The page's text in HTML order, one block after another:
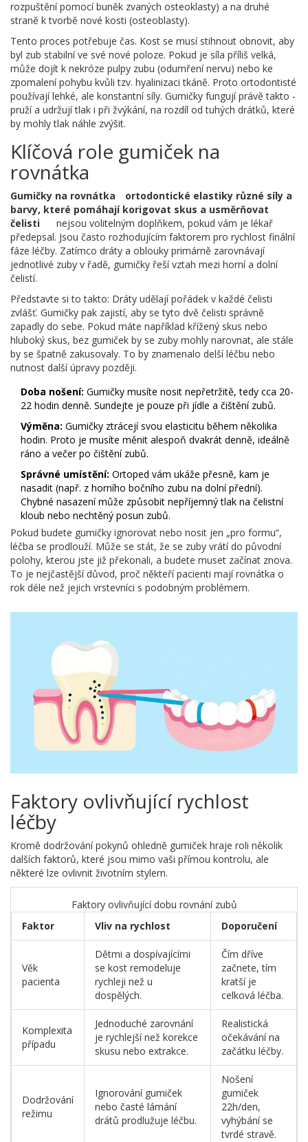
rozpuštění pomocí buněk zvaných osteoklasty) a na druhé
straně k tvorbě nové kosti (osteoblasty).
Tento proces potřebuje čas. Kost se musí stihnout obnovit, aby
byl zub stabilní ve své nové poloze. Pokud je síla příliš velká,
může dojít k nekróze pulpy zubu (odumření nervu) nebo ke
zpomalení pohybu kvůli tzv. hyalinizaci tkáně. Proto ortodontisté
používají lehké, ale konstantní síly. Gumičky fungují právě takto -
pruží a udržují tlak i při žvýkání, na rozdíl od tuhých drátků, které
by mohly tlak náhle zvýšit.
Klíčová role gumiček na
rovnátka
Gumičky na rovnátka
ortodontické elastiky různé síly a
barvy, které pomáhají korigovat skus a usměrňovat
čelisti
nejsou volitelným doplňkem, pokud vám je lékař
předepsal. Jsou často rozhodujícím faktorem pro rychlost finální
fáze léčby. Zatímco dráty a oblouky primárně zarovnávají
jednotlivé zuby v řadě, gumičky řeší vztah mezi horní a dolní
čelistí.
Představte si to takto: Dráty udělají pořádek v každé čelisti
zvlášť. Gumičky pak zajistí, aby se tyto dvě čelisti správně
zapadly do sebe. Pokud máte například křížený skus nebo
hluboký skus, bez gumiček by se zuby mohly narovnat, ale stále
by se špatně zakusovaly. To by znamenalo delší léčbu nebo
nutnost další úpravy později.
Doba nošení: Gumičky musíte nosit nepřetržitě, tedy cca 20-
22 hodin denně. Sundejte je pouze při jídle a čištění zubů.
Výměna: Gumičky ztrácejí svou elasticitu během několika
hodin. Proto je musíte měnit alespoň dvakrát denně, ideálně
ráno a večer po čištění zubů.
Správné umístění: Ortoped vám ukáže přesně, kam je
nasadit (např. z horního bočního zubu na dolní přední).
Chybné nasazení může způsobit nepříjemný tlak na čelistní
kloub nebo nechtěný posun zubů.
Pokud budete gumičky ignorovat nebo nosit jen „pro formu“,
léčba se prodlouží. Může se stát, že se zuby vrátí do původní
polohy, kterou jste již překonali, a budete muset začínat znova.
To je nejčastější důvod, proč někteří pacienti mají rovnátka o
rok déle než jejich vrstevníci s podobným problémem.
Faktory ovlivňující rychlost
léčby
Kromě dodržování pokynů ohledně gumiček hraje roli několik
dalších faktorů, které jsou mimo vaši přímou kontrolu, ale
některé lze ovlivnit životním stylem.
Faktory ovlivňující dobu rovnání zubů
Faktor
Vliv na rychlost Doporučení
Věk
pacienta
Dětmi a dospívajícími
se kost remodeluje
rychleji než u
dospělých.
Čím dříve
začnete, tím
kratší je
celková léčba.
Komplexita
případu
Jednoduché zarovnání
je rychlejší než korekce
skusu nebo extrakce.
Realistická
očekávání na
začátku léčby.
Dodržování
režimu
Ignorování gumiček
nebo časté lámání
drátů prodlužuje léčbu.
Nošení
gumiček
22h/den,
vyhýbání se
tvrdé stravě.